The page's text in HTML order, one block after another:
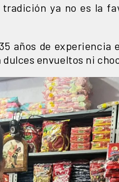
ya no es la
años de experiencia
envueltos ni